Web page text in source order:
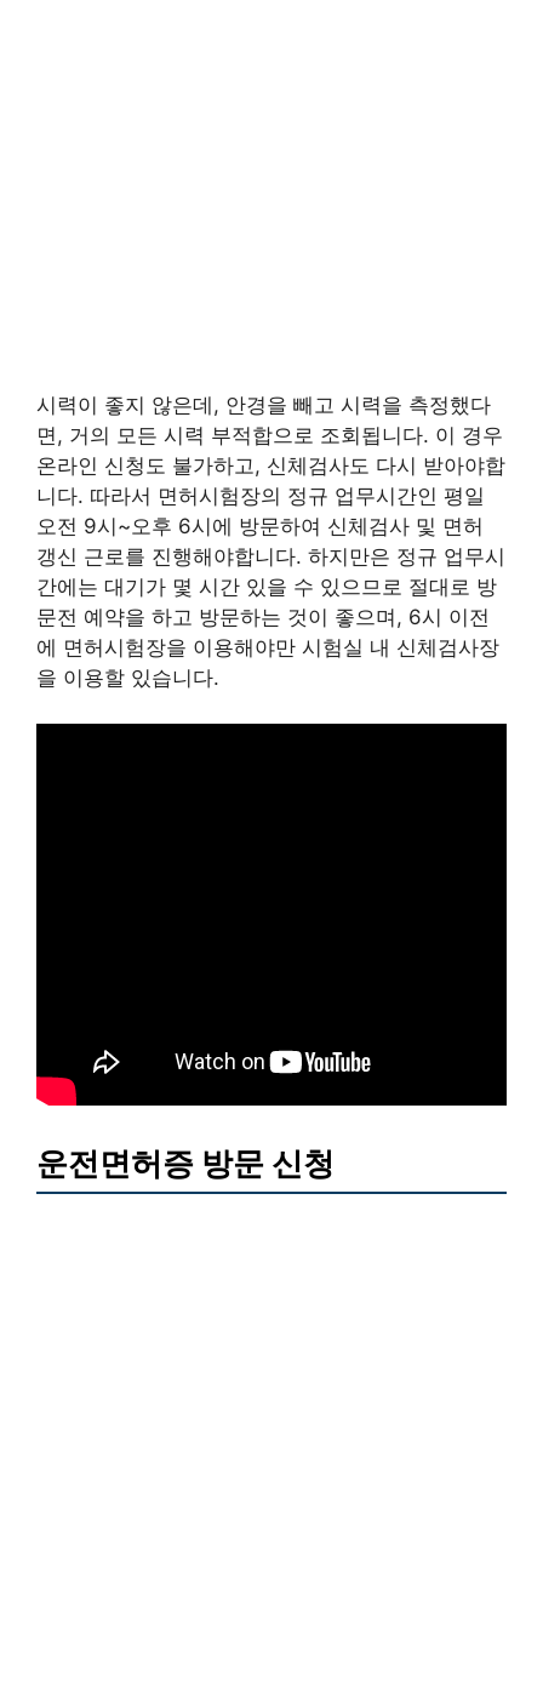
시력이 좋지 않은데, 안경을 빼고 시력을 측정했다
면, 거의 모든 시력 부적합으로 조회됩니다. 이 경우
온라인 신청도 불가하고, 신체검사도 다시 받아야합
니다. 따라서 면허시험장의 정규 업무시간인 평일
오전 9시~오후 6시에 방문하여 신체검사 및 면허
갱신 근로를 진행해야합니다. 하지만은 정규 업무시
간에는 대기가 몇 시간 있을 수 있으므로 절대로 방
문전 예약을 하고 방문하는 것이 좋으며, 6시 이전
에 면허시험장을 이용해야만 시험실 내 신체검사장
을 이용할 있습니다.
운전면허증 방문 신청